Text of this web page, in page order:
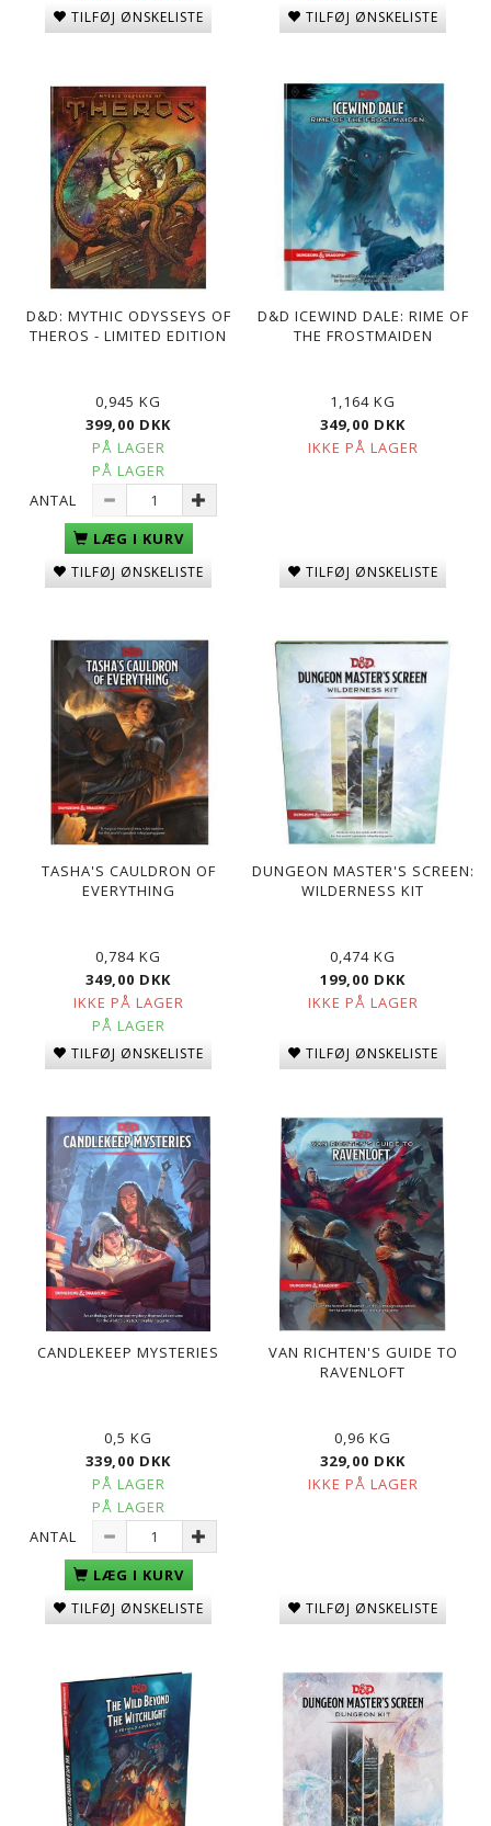
TILFØJ ØNSKELISTE TILFØJ ØNSKELISTE
D&D: MYTHIC ODYSSEYS OF
THEROS - LIMITED EDITION
0,945 KG
399,00 DKK
PÅ LAGER
PÅ LAGER
ANTAL
LÆG I KURV
TILFØJ ØNSKELISTE
D&D ICEWIND DALE: RIME OF
THE FROSTMAIDEN
1,164 KG
349,00 DKK
IKKE PÅ LAGER
TILFØJ ØNSKELISTE
TASHA'S CAULDRON OF
EVERYTHING
0,784 KG
349,00 DKK
IKKE PÅ LAGER
PÅ LAGER
TILFØJ ØNSKELISTE
DUNGEON MASTER'S SCREEN:
WILDERNESS KIT
0,474 KG
199,00 DKK
IKKE PÅ LAGER
TILFØJ ØNSKELISTE
CANDLEKEEP MYSTERIES
0,5 KG
339,00 DKK
PÅ LAGER
PÅ LAGER
ANTAL
LÆG I KURV
TILFØJ ØNSKELISTE
VAN RICHTEN'S GUIDE TO
RAVENLOFT
0,96 KG
329,00 DKK
IKKE PÅ LAGER
TILFØJ ØNSKELISTE